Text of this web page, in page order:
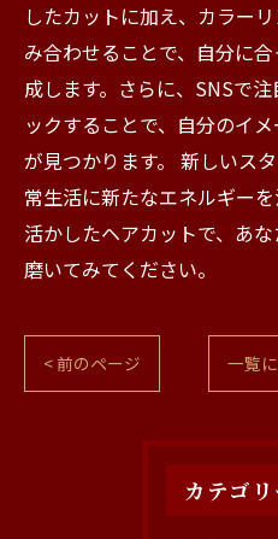
したカットに加え、カラー
み合わせることで、自分に
成します。さらに、SNSで
ックすることで、自分のイ
が見つかります。 新しいス
常生活に新たなエネルギー
活かしたヘアカットで、あ
磨いてみてください。
< 前のページ 一覧
カテゴリ